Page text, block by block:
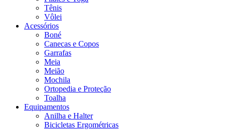
Tênis
Vôlei
Acessórios
Boné
Canecas e Copos
Garrafas
Meia
Meião
Mochila
Ortopedia e Proteção
Toalha
Equipamentos
Anilha e Halter
Bicicletas Ergométricas